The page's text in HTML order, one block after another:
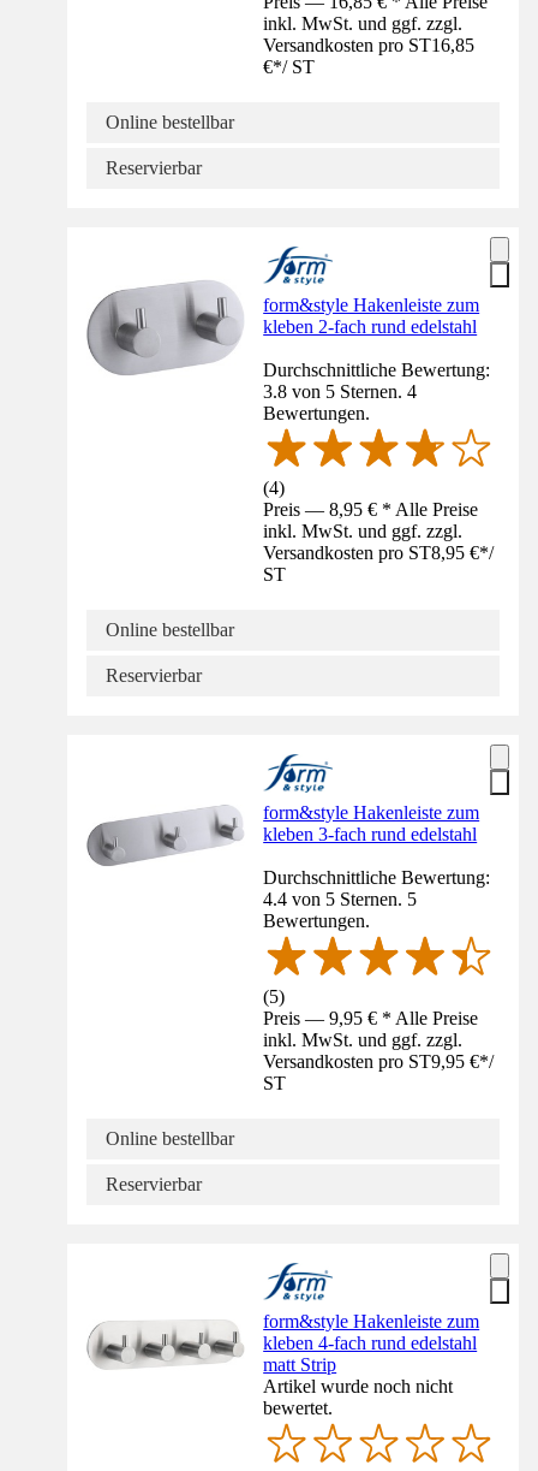
inkl. MwSt. und ggf. zzgl.
Versandkosten pro ST16,85
€*/ ST
Online bestellbar
Reservierbar
form&style Hakenleiste zum
kleben 2-fach rund edelstahl
Durchschnittliche Bewertung:
3.8 von 5 Sternen. 4
Bewertungen.
(4)
Preis — 8,95 € * Alle Preise
inkl. MwSt. und ggf. zzgl.
Versandkosten pro ST8,95 €*/
ST
Online bestellbar
Reservierbar
form&style Hakenleiste zum
kleben 3-fach rund edelstahl
Durchschnittliche Bewertung:
4.4 von 5 Sternen. 5
Bewertungen.
(5)
Preis — 9,95 € * Alle Preise
inkl. MwSt. und ggf. zzgl.
Versandkosten pro ST9,95 €*/
ST
Online bestellbar
Reservierbar
form&style Hakenleiste zum
kleben 4-fach rund edelstahl
matt Strip
Artikel wurde noch nicht
bewertet.